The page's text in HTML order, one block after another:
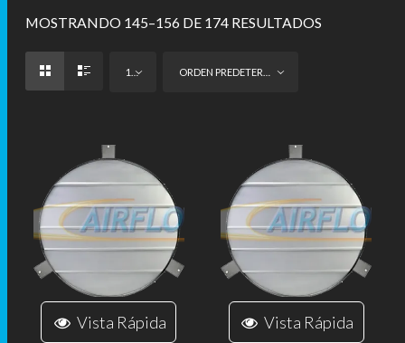
MOSTRANDO 145–156 DE 174 RESULTADOS
12
Vista Rápida Vista Rápida